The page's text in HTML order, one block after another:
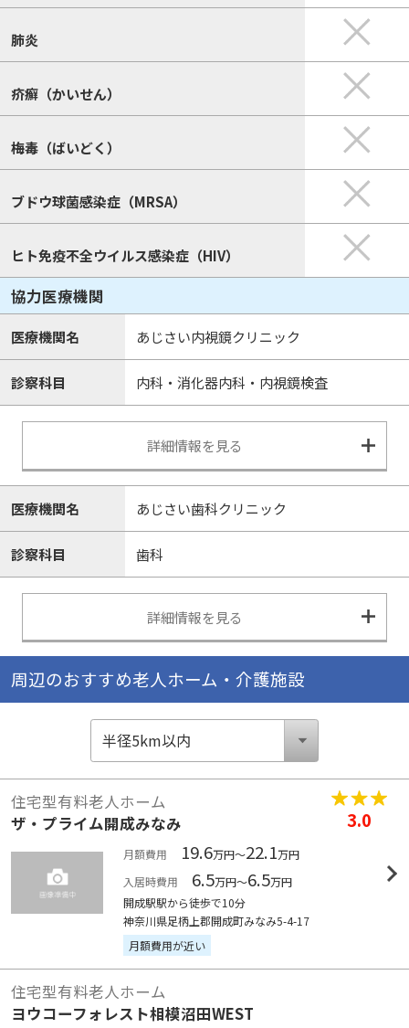
肺炎
疥癬（かいせん）
梅毒（ばいどく）
ブドウ球菌感染症（MRSA）
ヒト免疫不全ウイルス感染症（HIV）
協力医療機関
医療機関名 あじさい内視鏡クリニック
診察科目 内科・消化器内科・内視鏡検査
詳細情報を見る
医療機関名 あじさい歯科クリニック
診察科目 歯科
詳細情報を見る
周辺のおすすめ老人ホーム・介護施設
住宅型有料老人ホーム
ザ・プライム開成みなみ
3.0
月額費用 19.6万円～22.1万円
入居時費用
6.5万円～6.5万円
開成駅駅から徒歩で10分
神奈川県足柄上郡開成町みなみ5-4-17
月額費用が近い
住宅型有料老人ホーム
ヨウコーフォレスト相模沼田WEST